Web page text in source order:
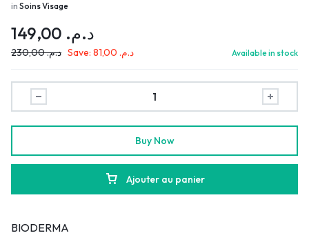
in Soins Visage
د.م.
د.م.230,00 Save: د.م. Available in stock
Ajouter au panier
Buy Now
BIODERMA